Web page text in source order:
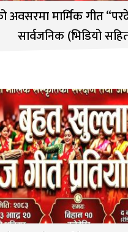
अवसरमा मार्मिक गीत
सार्वजनिक (भिडियो